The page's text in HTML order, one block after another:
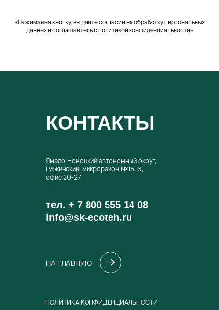
«Нажимая на кнопку, вы даете согласие на обработку персональных
данных и соглашаетесь c политикой конфиденциальности»
КОНТАКТЫ
Ямало-Ненецкий автономный округ,
Губкинский, микрорайон №15, 6,
офис 20-27
тел. + 7 800 555 14 08
info@sk-ecoteh.ru
НА ГЛАВНУЮ
ПОЛИТИКА КОНФИДЕНЦИАЛЬНОСТИ